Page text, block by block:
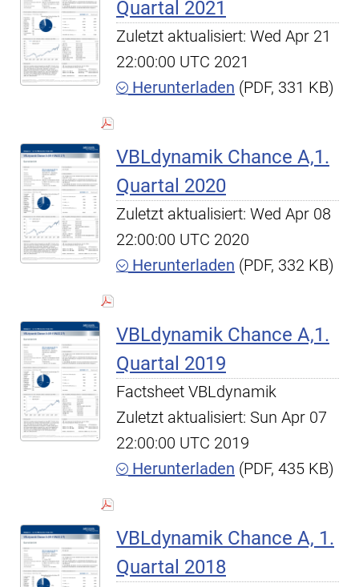
Quartal 2021
Zuletzt aktualisiert: Wed Apr 21
22:00:00 UTC 2021
Herunterladen (PDF, 331 KB)
VBLdynamik Chance A,1.
Quartal 2020
Zuletzt aktualisiert: Wed Apr 08
22:00:00 UTC 2020
Herunterladen (PDF, 332 KB)
VBLdynamik Chance A,1.
Quartal 2019
Factsheet VBLdynamik
Zuletzt aktualisiert: Sun Apr 07
22:00:00 UTC 2019
Herunterladen (PDF, 435 KB)
VBLdynamik Chance A, 1.
Quartal 2018